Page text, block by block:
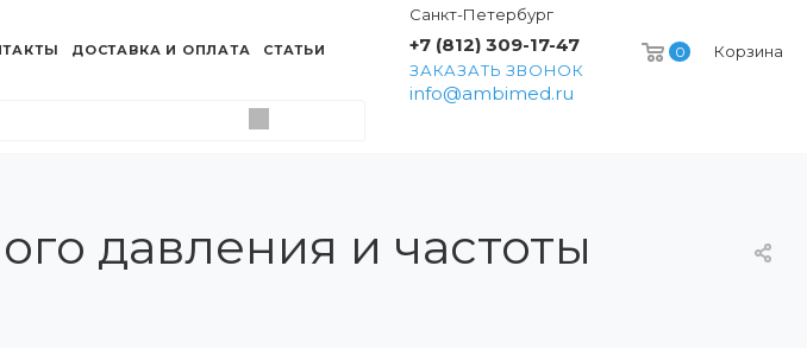
0 Корзина
Санкт-Петербург
+7 (812) 309-17-47
ЗАКАЗАТЬ ЗВОНОК
info@ambimed.ru
ДОСТАВКА И ОПЛАТА СТАТЬИ
давления и частоты